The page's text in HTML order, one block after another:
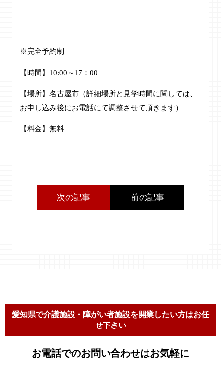
————————————————————————
—–
※完全予約制
【時間】10:00～17：00
【場所】名古屋市（詳細場所と見学時間に関しては、
お申し込み後にお電話にて調整させて頂きます）
【料金】無料
次の記事 前の記事
愛知県で介護施設・障がい者施設を開業したい方はお任
せ下さい
お電話でのお問い合わせはお気軽に